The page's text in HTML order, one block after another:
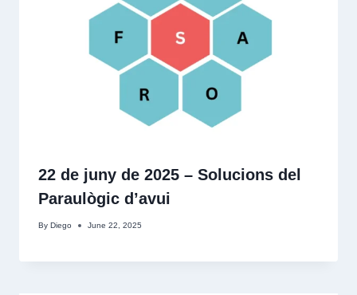
22 de juny de 2025 – Solucions del
Paraulògic d’avui
By Diego June 22, 2025